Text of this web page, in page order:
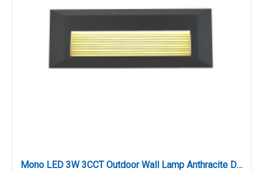
Mono LED 3W 3CCT Outdoor Wall Lamp Anthracite D:22cmx2.8cm (80201740)